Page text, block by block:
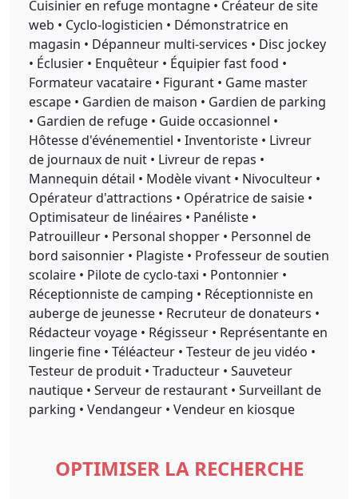
Cuisinier en refuge montagne • Créateur de site
web • Cyclo-logisticien • Démonstratrice en
magasin • Dépanneur multi-services • Disc jockey
• Éclusier • Enquêteur • Équipier fast food •
Formateur vacataire • Figurant • Game master
escape • Gardien de maison • Gardien de parking
• Gardien de refuge • Guide occasionnel •
Hôtesse d'événementiel • Inventoriste • Livreur
de journaux de nuit • Livreur de repas •
Mannequin détail • Modèle vivant • Nivoculteur •
Opérateur d'attractions • Opératrice de saisie •
Optimisateur de linéaires • Panéliste •
Patrouilleur • Personal shopper • Personnel de
bord saisonnier • Plagiste • Professeur de soutien
scolaire • Pilote de cyclo-taxi • Pontonnier •
Réceptionniste de camping • Réceptionniste en
auberge de jeunesse • Recruteur de donateurs •
Rédacteur voyage • Régisseur • Représentante en
lingerie fine • Téléacteur • Testeur de jeu vidéo •
Testeur de produit • Traducteur • Sauveteur
nautique • Serveur de restaurant • Surveillant de
parking • Vendangeur • Vendeur en kiosque
OPTIMISER LA RECHERCHE